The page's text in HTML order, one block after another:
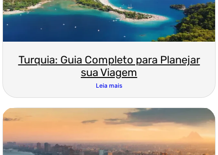
Turquia: Guia Completo para Planejar
sua Viagem
Leia mais